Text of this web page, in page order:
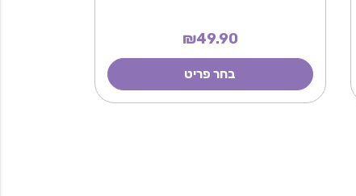
₪49.90
בחר פריט